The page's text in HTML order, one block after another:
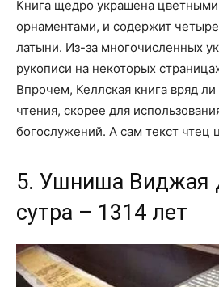
Книга щедро украшена
орнаментами, и содержит
латыни. Из-за многочисленных
рукописи на некоторых
Впрочем, Келлская книга вряд
чтения, скорее для
богослужений. А сам текст чтец
5. Ушниша Виджая
сутра – 1314 лет